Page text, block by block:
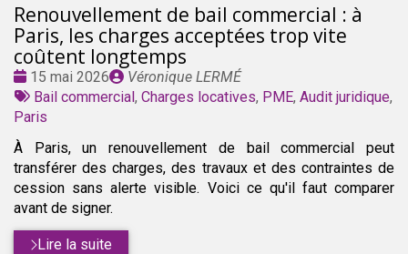
Renouvellement de bail commercial : à
Paris, les charges acceptées trop vite
coûtent longtemps
Date
:
15 mai 2026
Publié
par
Véronique LERMÉ
Tags
:
Bail commercial, Charges locatives, PME, Audit juridique,
Paris
À Paris, un renouvellement de bail commercial peut
transférer des charges, des travaux et des contraintes de
cession sans alerte visible. Voici ce qu'il faut comparer
avant de signer.
Lire la suite